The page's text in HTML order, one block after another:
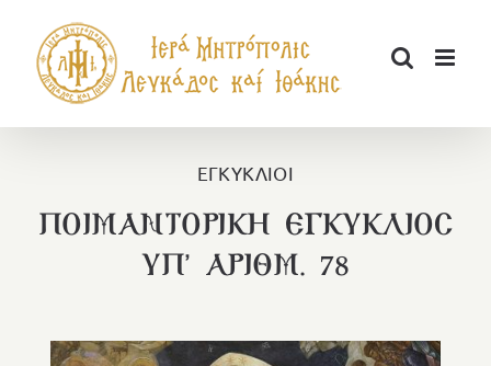
περιεχόμενο
ΕΓΚΥΚΛΙΟΙ
ΠΟΙΜΑΝΤΟΡΙΚΗ ΕΓΚΥΚΛΙΟΣ
ΥΠ’ ΑΡΙΘΜ. 78